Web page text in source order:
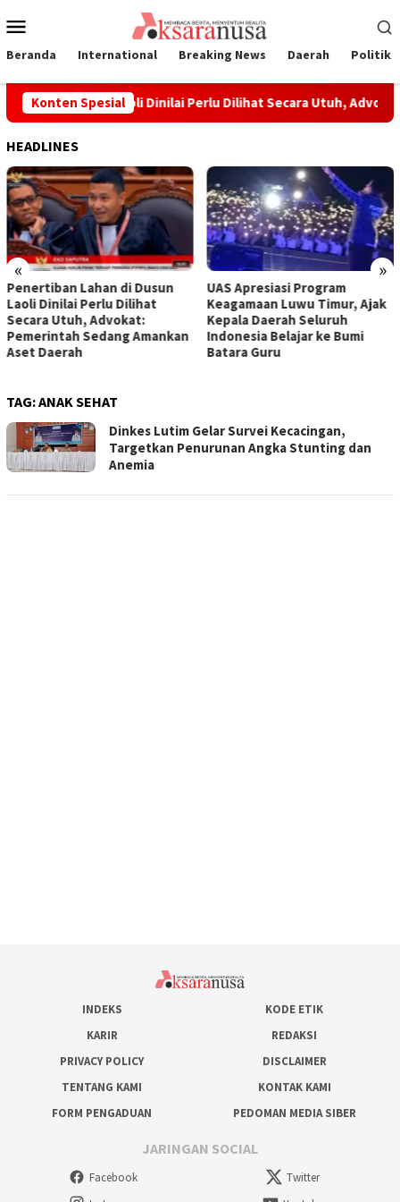
ke
Mobile
Beranda International Breaking News Daerah Politik
Konten Spesial
di Dusun Laoli Dinilai Perlu Dilihat Secara Utuh, Advokat:
HEADLINES
« »
Penertiban Lahan di Dusun
Laoli Dinilai Perlu Dilihat
Secara Utuh, Advokat:
Pemerintah Sedang Amankan
Aset Daerah
UAS Apresiasi Program
Keagamaan Luwu Timur, Ajak
Kepala Daerah Seluruh
Indonesia Belajar ke Bumi
Batara Guru
TAG:ANAK SEHAT
Dinkes Lutim Gelar Survei Kecacingan,
Targetkan Penurunan Angka Stunting dan
Anemia
INDEKS
KODE ETIK
KARIR
REDAKSI
PRIVACY POLICY
DISCLAIMER
TENTANG KAMI
KONTAK KAMI
FORM PENGADUAN
PEDOMAN MEDIA SIBER
JARINGAN SOCIAL
Facebook
Twitter